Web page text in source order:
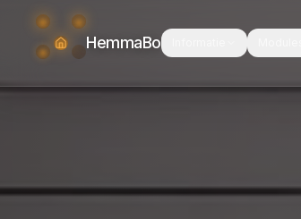
HemmaBo